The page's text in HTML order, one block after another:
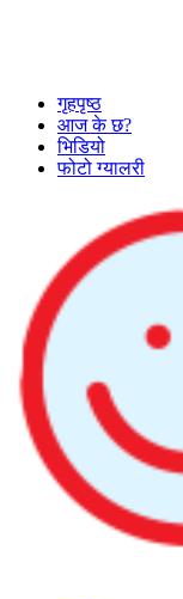
गृहपृष्ठ
आज के छ?
भिडियो
फोटो ग्यालरी